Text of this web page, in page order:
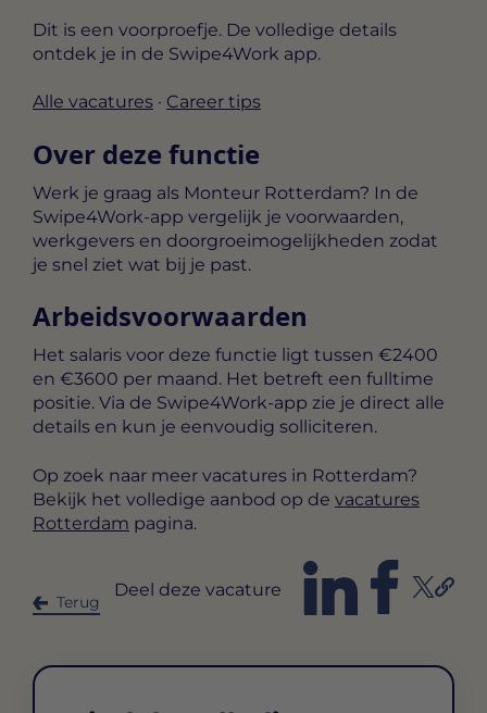
Dit is een voorproefje. De volledige details
ontdek je in de Swipe4Work app.
Alle vacatures · Career tips
Over deze functie
Werk je graag als Monteur Rotterdam? In de
Swipe4Work-app vergelijk je voorwaarden,
werkgevers en doorgroeimogelijkheden zodat
je snel ziet wat bij je past.
Arbeidsvoorwaarden
Het salaris voor deze functie ligt tussen €2400
en €3600 per maand. Het betreft een fulltime
positie. Via de Swipe4Work-app zie je direct alle
details en kun je eenvoudig solliciteren.
Op zoek naar meer vacatures in Rotterdam?
Bekijk het volledige aanbod op de vacatures
Rotterdam pagina.
Terug
Deel deze vacature